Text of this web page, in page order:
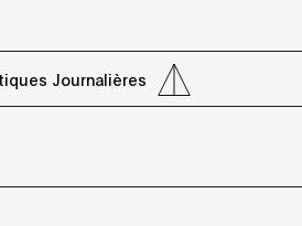
Journalières